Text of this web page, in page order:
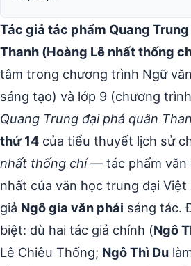
Tác giả tác phẩm Quang
Thanh (Hoàng Lê nhất thống
tâm trong chương trình Ngữ
sáng tạo) và lớp 9 (chương
Quang Trung đại phá quân
thứ 14 của tiểu thuyết lịch sử
nhất thống chí— tác phẩm văn
nhất của văn học trung đại
giả Ngô gia văn phái sáng tác.
biệt: dù hai tác giả chính (Ngô
Lê Chiêu Thống; Ngô Thì Du